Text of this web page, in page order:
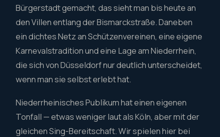
Bürgerstadt gemacht, das sieht man bis heute an
den Villen entlang der Bismarckstraße. Daneben
ein dichtes Netz an Schützenvereinen, eine eigene
Karnevalstradition und eine Lage am Niederrhein,
die sich von Düsseldorf nur deutlich unterscheidet,
wenn man sie selbst erlebt hat.
Niederrheinisches Publikum hat einen eigenen
Tonfall — etwas weniger laut als Köln, aber mit der
gleichen Sing-Bereitschaft. Wir spielen hier bei